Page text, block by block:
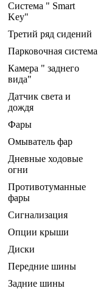
Система " Smart
Key"
Третий ряд сидений
Парковочная система
Камера " заднего
вида"
Датчик света и
дождя
Фары
Омыватель фар
Дневные ходовые
огни
Противотуманные
фары
Сигнализация
Опции крыши
Диски
Передние шины
Задние шины